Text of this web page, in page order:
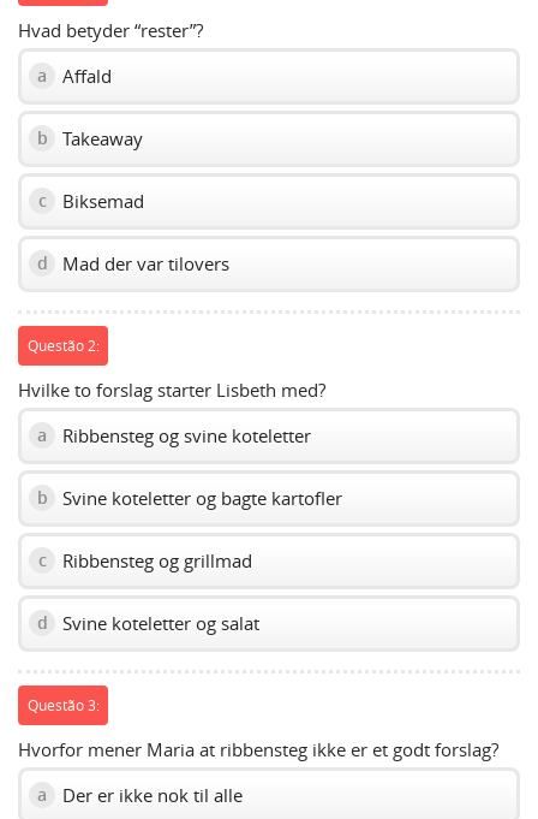
Hvad betyder “rester”?
a Affald
b Takeaway
c Biksemad
d Mad der var tilovers
Questão 2:
Hvilke to forslag starter Lisbeth med?
a Ribbensteg og svine koteletter
b Svine koteletter og bagte kartofler
c Ribbensteg og grillmad
d Svine koteletter og salat
Questão 3:
Hvorfor mener Maria at ribbensteg ikke er et godt forslag?
a Der er ikke nok til alle